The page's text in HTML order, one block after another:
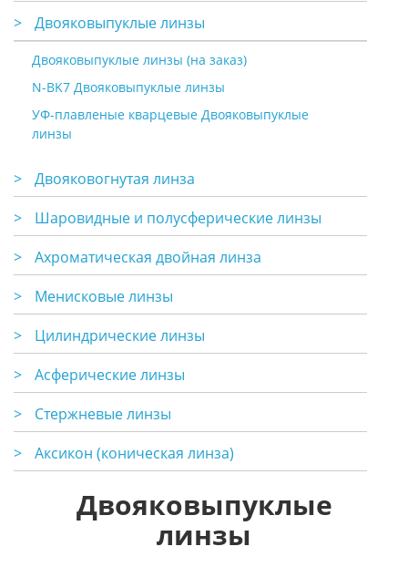
>
Двояковыпуклые линзы
Двояковыпуклые линзы (на заказ)
N-BK7 Двояковыпуклые линзы
УФ-плавленые кварцевые Двояковыпуклые
линзы
>
Двояковогнутая линза
>
Шаровидные и полусферические линзы
>
Ахроматическая двойная линза
>
Менисковые линзы
>
Цилиндрические линзы
>
Асферические линзы
>
Стержневые линзы
>
Аксикон (коническая линза)
Двояковыпуклые
линзы